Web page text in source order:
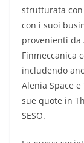
strutturata
con i suoi
provenienti da
Finmeccanica
includendo
Alenia Space
sue quote in
SESO.